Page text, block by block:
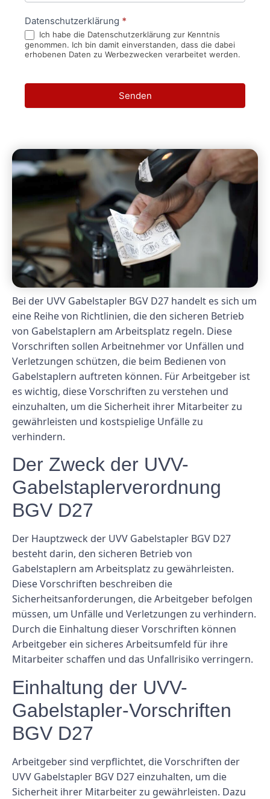
Datenschutzerklärung *
Ich habe die Datenschutzerklärung zur Kenntnis
genommen. Ich bin damit einverstanden, dass die dabei
erhobenen Daten zu Werbezwecken verarbeitet werden.
Senden
Bei der UVV Gabelstapler BGV D27 handelt es sich um
eine Reihe von Richtlinien, die den sicheren Betrieb
von Gabelstaplern am Arbeitsplatz regeln. Diese
Vorschriften sollen Arbeitnehmer vor Unfällen und
Verletzungen schützen, die beim Bedienen von
Gabelstaplern auftreten können. Für Arbeitgeber ist
es wichtig, diese Vorschriften zu verstehen und
einzuhalten, um die Sicherheit ihrer Mitarbeiter zu
gewährleisten und kostspielige Unfälle zu
verhindern.
Der Zweck der UVV-
Gabelstaplerverordnung
BGV D27
Der Hauptzweck der UVV Gabelstapler BGV D27
besteht darin, den sicheren Betrieb von
Gabelstaplern am Arbeitsplatz zu gewährleisten.
Diese Vorschriften beschreiben die
Sicherheitsanforderungen, die Arbeitgeber befolgen
müssen, um Unfälle und Verletzungen zu verhindern.
Durch die Einhaltung dieser Vorschriften können
Arbeitgeber ein sicheres Arbeitsumfeld für ihre
Mitarbeiter schaffen und das Unfallrisiko verringern.
Einhaltung der UVV-
Gabelstapler-Vorschriften
BGV D27
Arbeitgeber sind verpflichtet, die Vorschriften der
UVV Gabelstapler BGV D27 einzuhalten, um die
Sicherheit ihrer Mitarbeiter zu gewährleisten. Dazu